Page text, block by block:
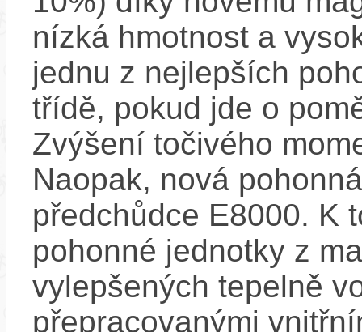
nízká hmotnost a
jednu z nejlepších
třídě, pokud jde o
Zvýšení točivého
Naopak, nová
předchůdce E8000. K
pohonné jednotky z
vylepšených tepelně
přepracovanými